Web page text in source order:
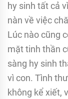
hy sinh tất cả
nàn về việc
Lúc nào cũng
mặt tinh thần
sàng hy sinh
vì con. Tình
không kể xiết,